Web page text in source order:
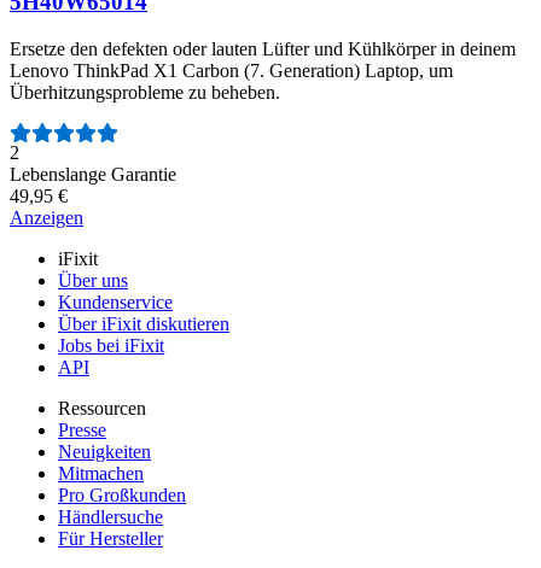
Ersetze den defekten oder lauten Lüfter und Kühlkörper in deinem
Lenovo ThinkPad X1 Carbon (7. Generation) Laptop, um
Überhitzungsprobleme zu beheben.
Anzahl der Bewertungen:
2
Lebenslange Garantie
49,95 €
Anzeigen
iFixit
Über uns
Kundenservice
Über iFixit diskutieren
Jobs bei iFixit
API
Ressourcen
Presse
Neuigkeiten
Mitmachen
Pro Großkunden
Händlersuche
Für Hersteller